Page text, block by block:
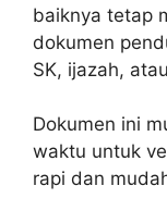
baiknya tetap
dokumen
SK, ijazah,
Dokumen ini
waktu untuk
rapi dan